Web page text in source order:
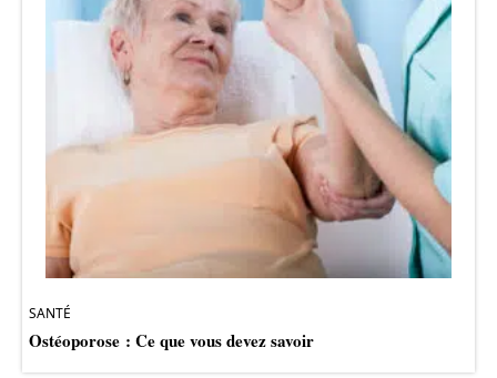
SANTÉ
Ostéoporose : Ce que vous devez savoir